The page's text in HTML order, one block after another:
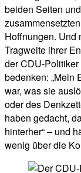
beiden Seiten
Hoffnungen. Und
Tragweite ihrer
der CDU-Politiker
bedenken: „Mein
war, was sie
oder des
haben gedacht,
hinterher“ – und
wenig über die